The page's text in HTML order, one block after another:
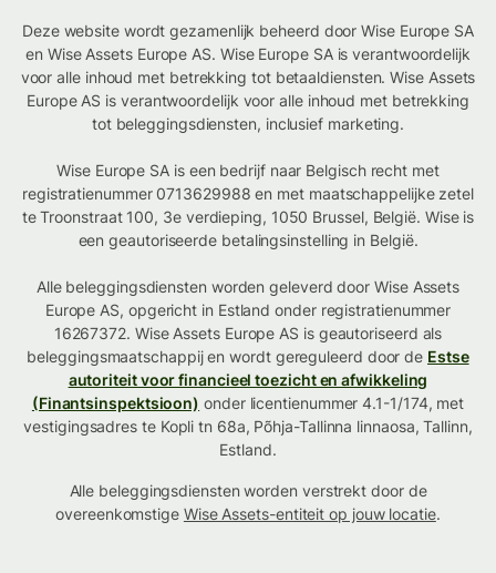
Deze website wordt gezamenlijk beheerd door Wise Europe SA
en Wise Assets Europe AS. Wise Europe SA is verantwoordelijk
voor alle inhoud met betrekking tot betaaldiensten. Wise Assets
Europe AS is verantwoordelijk voor alle inhoud met betrekking
tot beleggingsdiensten, inclusief marketing.
Wise Europe SA is een bedrijf naar Belgisch recht met
registratienummer 0713629988 en met maatschappelijke zetel
te Troonstraat 100, 3e verdieping, 1050 Brussel, België. Wise is
een geautoriseerde betalingsinstelling in België.
Alle beleggingsdiensten worden geleverd door Wise Assets
Europe AS, opgericht in Estland onder registratienummer
16267372. Wise Assets Europe AS is geautoriseerd als
beleggingsmaatschappij en wordt gereguleerd door de Estse
autoriteit voor financieel toezicht en afwikkeling
(Finantsinspektsioon) onder licentienummer 4.1-1/174, met
vestigingsadres te Kopli tn 68a, Põhja-Tallinna linnaosa, Tallinn,
Estland.
Alle beleggingsdiensten worden verstrekt door de
overeenkomstige Wise Assets-entiteit op jouw locatie.